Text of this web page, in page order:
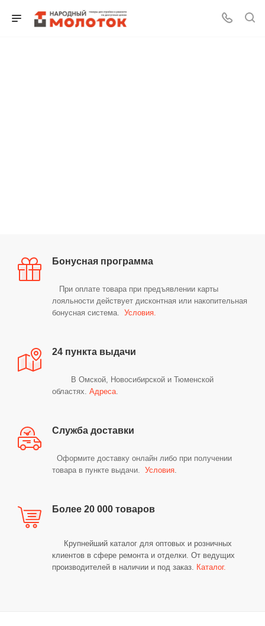
Бонусная программа
При оплате товара при предъявлении карты
лояльности действует дисконтная или накопительная
бонусная система. Условия.
24 пункта выдачи
В Омской, Новосибирской и Тюменской
областях. Адреса
Служба доставки
Оформите доставку онлайн либо при получении
товара в пункте выдачи.
Условия
Более 20 000 товаров
Крупнейший каталог для оптовых и розничных
клиентов в сфере ремонта и отделки. От ведущих
производителей в наличии и под заказ.
Каталог.
Добавляйте товары
в корзину
25% картой любого банка
Получайте товар
списыватьсяс вашей карты
по25%каждые 2 недели
Подробнее
об оплате Плайтом